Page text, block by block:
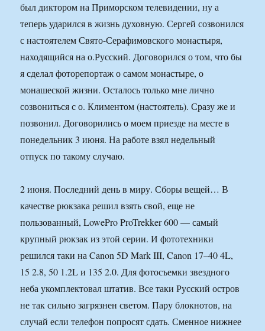
был диктором на Приморском телевидении, ну а
теперь ударился в жизнь духовную. Сергей созвонился
с настоятелем Свято-Серафимовского монастыря,
находящийся на о.Русский. Договорился о том, что бы
я сделал фоторепортаж о самом монастыре, о
монашеской жизни. Осталось только мне лично
созвониться с о. Климентом (настоятель). Сразу же и
позвонил. Договорились о моем приезде на месте в
понедельник 3 июня. На работе взял недельный
отпуск по такому случаю.
2 июня. Последний день в миру. Сборы вещей… В
качестве рюкзака решил взять свой, еще не
пользованный, LowePro ProTrekker 600 — самый
крупный рюкзак из этой серии. И фототехники
решился таки на Canon 5D Mark III, Canon 17–40 4L,
15 2.8, 50 1.2L и 135 2.0. Для фотосъемки звездного
неба укомплектовал штатив. Все таки Русский остров
не так сильно загрязнен светом. Пару блокнотов, на
случай если телефон попросят сдать. Сменное нижнее